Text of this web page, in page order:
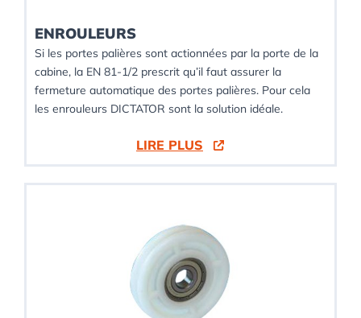
ENROULEURS
Si les portes palières sont actionnées par la porte de la
cabine, la EN 81-1/2 prescrit qu’il faut assurer la
fermeture automatique des portes palières. Pour cela
les enrouleurs DICTATOR sont la solution idéale.
LIRE PLUS